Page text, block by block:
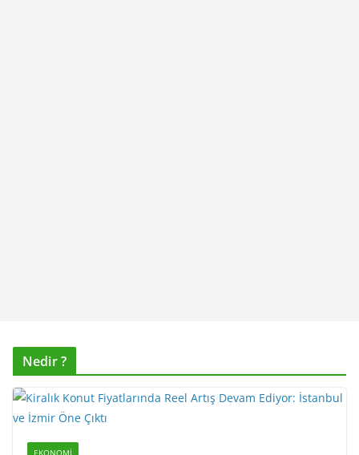
Nedir ?
EKONOMI